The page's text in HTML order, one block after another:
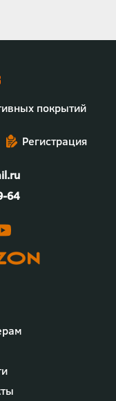
покрытий
Регистрация
64